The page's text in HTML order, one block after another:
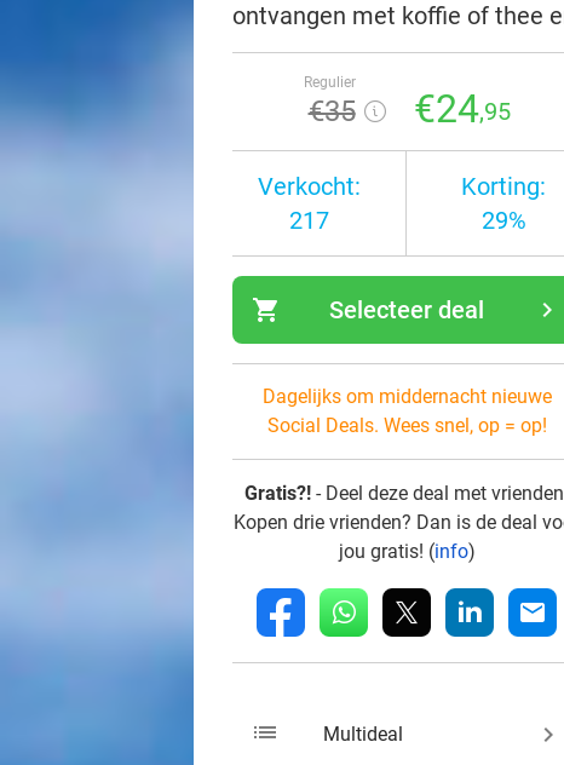
ontvangen met koffie of thee
Regulier
€35 €24,95
Verkocht:
217
Korting:
29%
shopping_cart navigate_next
Selecteer deal
Dagelijks om middernacht nieuwe
Social Deals. Wees snel, op = op!
Gratis?! - Deel deze deal met
Kopen drie vrienden? Dan is de deal
jou gratis! (info)
fb whatsapp linkedin mail
list Multideal keyboard_arrow_right